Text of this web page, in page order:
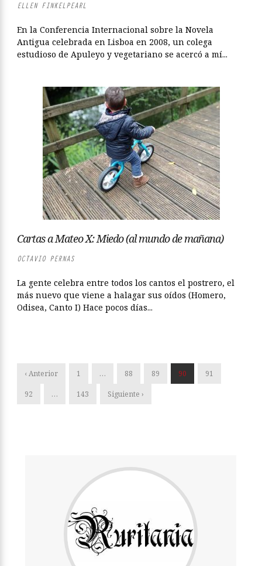
ELLEN FINKELPEARL
En la Conferencia Internacional sobre la Novela
Antigua celebrada en Lisboa en 2008, un colega
estudioso de Apuleyo y vegetariano se acercó a mí...
Cartas a Mateo X: Miedo (al mundo de mañana)
OCTAVIO PERNAS
La gente celebra entre todos los cantos el postrero, el
más nuevo que viene a halagar sus oídos (Homero,
Odisea, Canto I) Hace pocos días...
‹ Anterior 1 … 88 89 90 91
92 … 143 Siguiente ›